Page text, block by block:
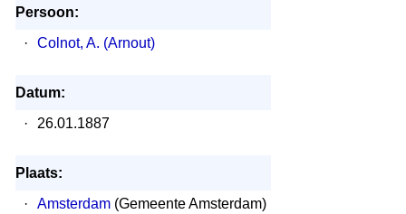
Persoon:
·
Colnot, A. (Arnout)
Datum:
·
26.01.1887
Plaats:
·
Amsterdam(Gemeente Amsterdam)